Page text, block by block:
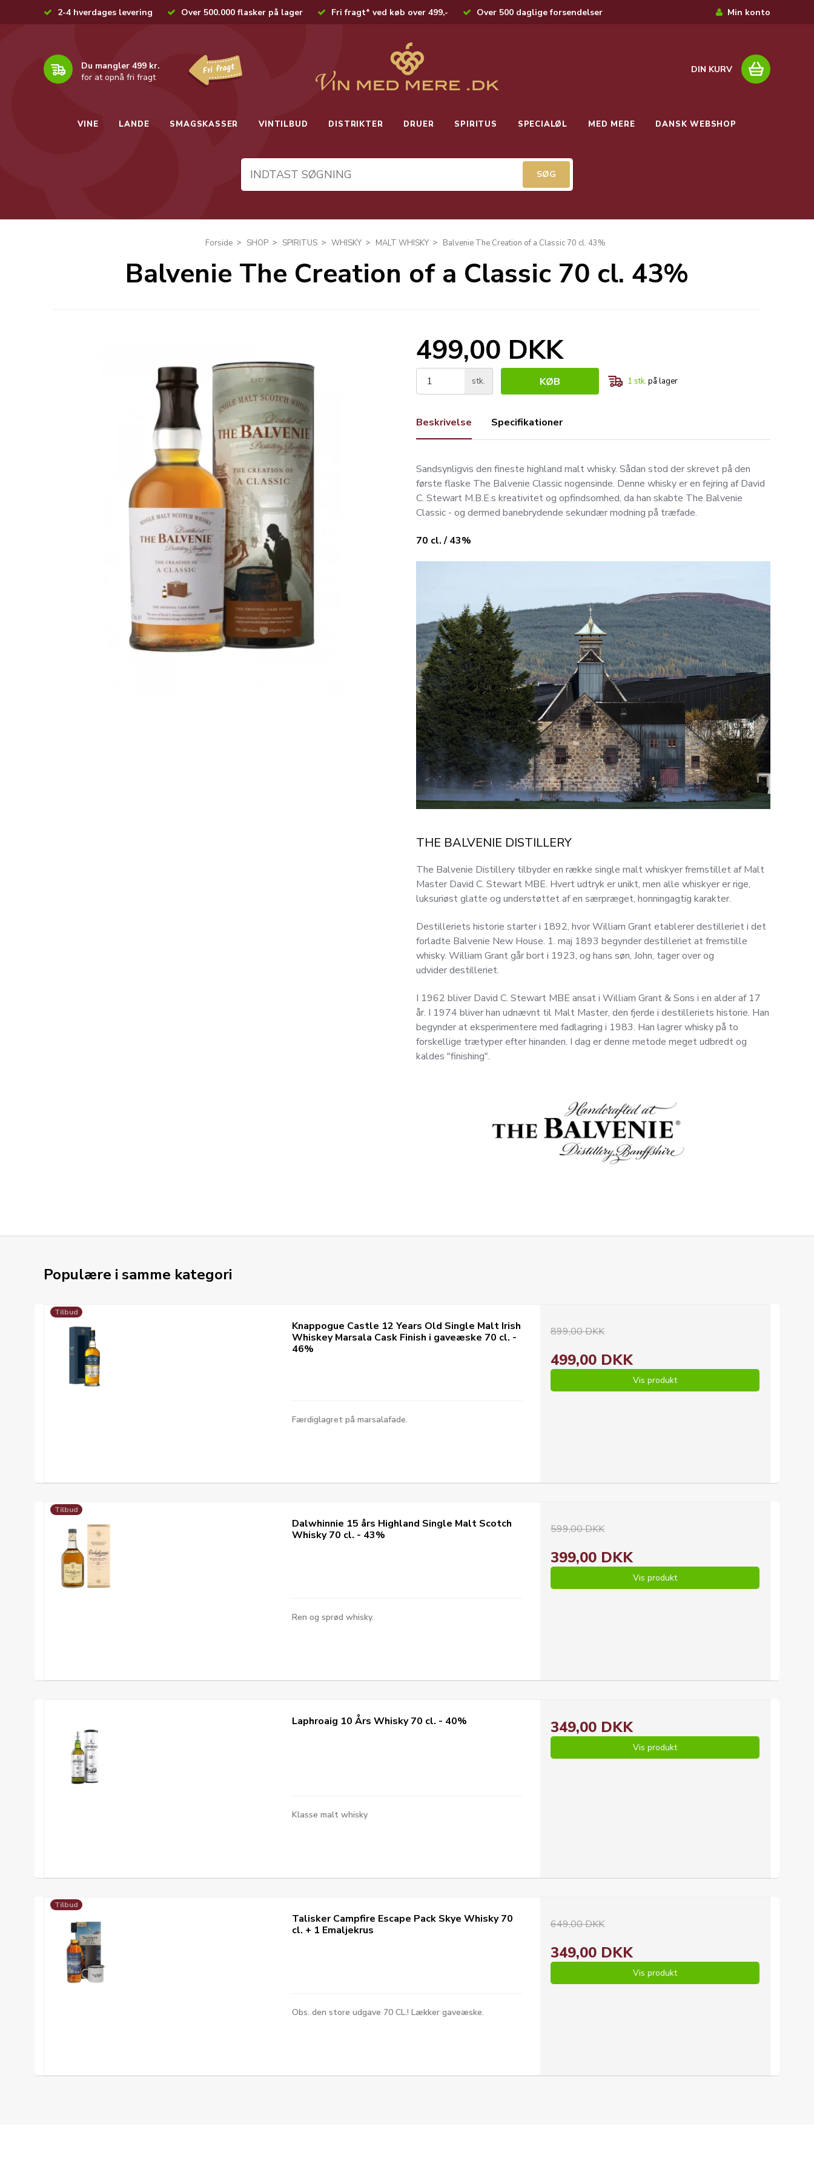
2-4 hverdages levering Over 500.000 flasker på lager Fri fragt* ved køb over 499,- Over 500 daglige forsendelser Min konto
Du mangler 499 kr.
for at opnå fri fragt
DIN KURV
VINE LANDE SMAGSKASSER VINTILBUD DISTRIKTER DRUER SPIRITUS SPECIALØL MED MERE DANSK WEBSHOP
Forside SHOP SPIRITUS WHISKY MALT WHISKY Balvenie The Creation of a Classic 70 cl. 43%
Balvenie The Creation of a Classic 70 cl. 43%
499,00 DKK
stk. KØB 1 stk. på lager
Beskrivelse Specifikationer
Sandsynligvis den fineste highland malt whisky. Sådan stod der skrevet på den
første flaske The Balvenie Classic nogensinde. Denne whisky er en fejring af David
C. Stewart M.B.E.s kreativitet og opfindsomhed, da han skabte The Balvenie
Classic - og dermed banebrydende sekundær modning på træfade.
70 cl. / 43%
THE BALVENIE DISTILLERY
The Balvenie Distillery tilbyder en række single malt whiskyer fremstillet af Malt
Master David C. Stewart MBE. Hvert udtryk er unikt, men alle whiskyer er rige,
luksuriøst glatte og understøttet af en særpræget, honningagtig karakter.
Destilleriets historie starter i 1892, hvor William Grant etablerer destilleriet i det
forladte Balvenie New House. 1. maj 1893 begynder destilleriet at fremstille
whisky. William Grant går bort i 1923, og hans søn, John, tager over og
udvider destilleriet.
I 1962 bliver David C. Stewart MBE ansat i William Grant & Sons i en alder af 17
år. I 1974 bliver han udnævnt til Malt Master, den fjerde i destilleriets historie. Han
begynder at eksperimentere med fadlagring i 1983. Han lagrer whisky på to
forskellige trætyper efter hinanden. I dag er denne metode meget udbredt og
kaldes "finishing".
Populære i samme kategori
Tilbud
Knappogue Castle 12 Years Old Single Malt Irish
Whiskey Marsala Cask Finish i gaveæske 70 cl. -
46%
Færdiglagret på marsalafade.
899,00 DKK
499,00 DKK
Vis produkt
Tilbud
Dalwhinnie 15 års Highland Single Malt Scotch
Whisky 70 cl. - 43%
Ren og sprød whisky.
599,00 DKK
399,00 DKK
Vis produkt
Laphroaig 10 Års Whisky 70 cl. - 40%
Klasse malt whisky
349,00 DKK
Vis produkt
Tilbud
Talisker Campfire Escape Pack Skye Whisky 70
cl. + 1 Emaljekrus
Obs. den store udgave 70 CL.! Lækker gaveæske.
649,00 DKK
349,00 DKK
Vis produkt